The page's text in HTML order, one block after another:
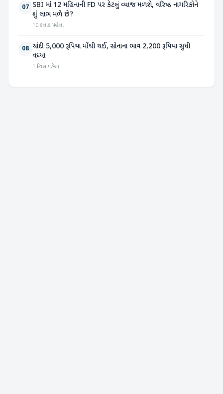
07 SBI માં 12 મહિનાની FD પર કેટલું વ્યાજ મળશે, વરિષ્ઠ નાગરિકોને
શું લાભ મળે છે?
10 કલાક પહેલા
08 ચાંદી 5,000 રૂપિયા મોંઘી થઈ, સોનાના ભાવ 2,200 રૂપિયા સુધી
વધ્યા
1 દિવસ પહેલા